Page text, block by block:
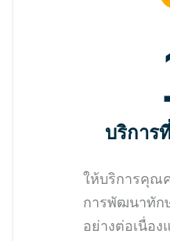
บริการ
ให้บริการคุณ
การพัฒนาทัก
อย่างต่อเนื่อ